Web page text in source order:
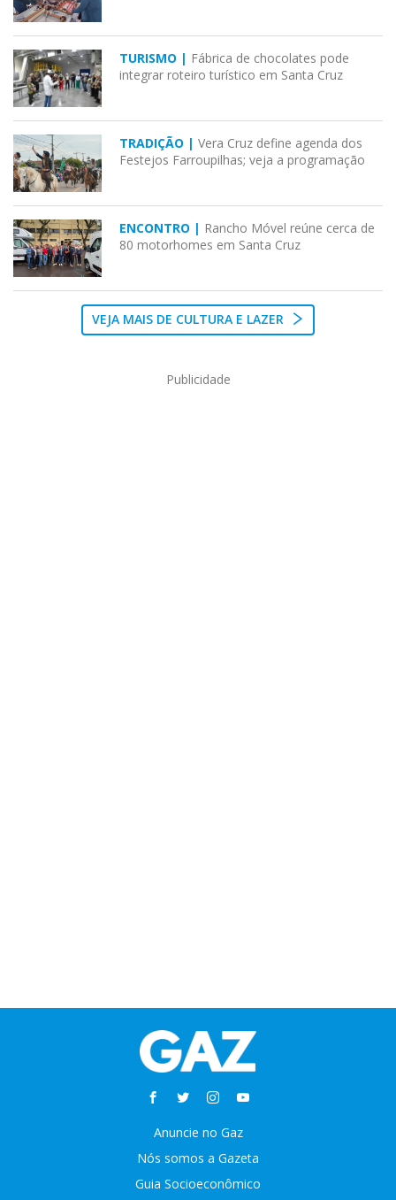
TURISMO | Fábrica de chocolates pode
integrar roteiro turístico em Santa Cruz
TRADIÇÃO | Vera Cruz define agenda dos
Festejos Farroupilhas; veja a programação
ENCONTRO | Rancho Móvel reúne cerca de
80 motorhomes em Santa Cruz
VEJA MAIS DE CULTURA E LAZER
Publicidade
Anuncie no Gaz
Nós somos a Gazeta
Guia Socioeconômico